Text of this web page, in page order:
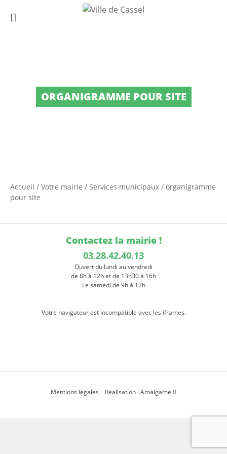
ORGANIGRAMME POUR SITE
Accueil / Votre mairie / Services municipaux / organigramme
pour site
Contactez la mairie !
03.28.42.40.13
Ouvert du lundi au vendredi
de 8h à 12h et de 13h30 à 16h
Le samedi de 9h à 12h
Votre navigateur est incompatible avec les iframes.
Mentions légales Réalisation : Amalgame